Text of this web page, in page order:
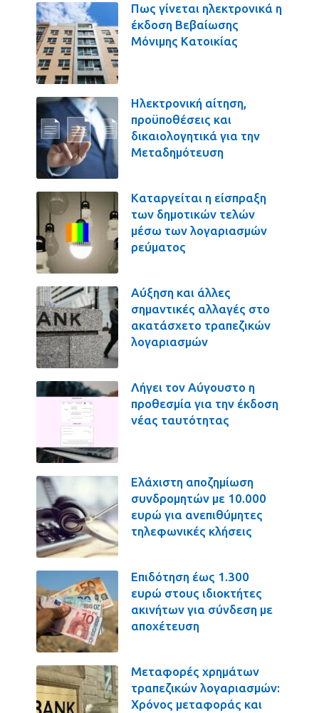
Πως γίνεται ηλεκτρονικά η
έκδοση Βεβαίωσης
Μόνιμης Κατοικίας
Ηλεκτρονική αίτηση,
προϋποθέσεις και
δικαιολογητικά για την
Μεταδημότευση
Καταργείται η είσπραξη
των δημοτικών τελών
μέσω των λογαριασμών
ρεύματος
Αύξηση και άλλες
σημαντικές αλλαγές στο
ακατάσχετο τραπεζικών
λογαριασμών
Λήγει τον Αύγουστο η
προθεσμία για την έκδοση
νέας ταυτότητας
Ελάχιστη αποζημίωση
συνδρομητών με 10.000
ευρώ για ανεπιθύμητες
τηλεφωνικές κλήσεις
Επιδότηση έως 1.300
ευρώ στους ιδιοκτήτες
ακινήτων για σύνδεση με
αποχέτευση
Μεταφορές χρημάτων
τραπεζικών λογαριασμών:
Χρόνος μεταφοράς και